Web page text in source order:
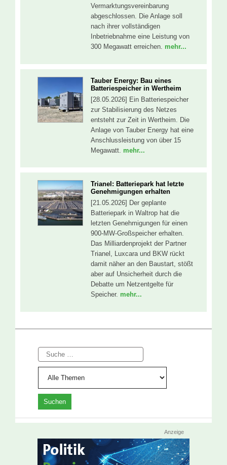
Vermarktungsvereinbarung
abgeschlossen. Die Anlage soll
nach ihrer vollständigen
Inbetriebnahme eine Leistung von
300 Megawatt erreichen. mehr...
Tauber Energy: Bau eines
Batteriespeicher in Wertheim
[28.05.2026] Ein Batteriespeicher
zur Stabilisierung des Netzes
entsteht zur Zeit in Wertheim. Die
Anlage von Tauber Energy hat eine
Anschlussleistung von über 15
Megawatt. mehr...
Trianel: Batteriepark hat letzte
Genehmigungen erhalten
[21.05.2026] Der geplante
Batteriepark in Waltrop hat die
letzten Genehmigungen für einen
900-MW-Großspeicher erhalten.
Das Milliardenprojekt der Partner
Trianel, Luxcara und BKW rückt
damit näher an den Baustart, stößt
aber auf Unsicherheit durch die
Debatte um Netzentgelte für
Speicher. mehr...
Suche
Anzeige